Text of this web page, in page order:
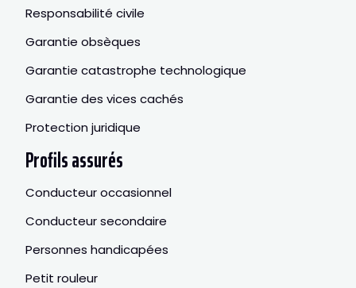
Responsabilité civile
Garantie obsèques
Garantie catastrophe technologique
Garantie des vices cachés
Protection juridique
Profils assurés
Conducteur occasionnel
Conducteur secondaire
Personnes handicapées
Petit rouleur